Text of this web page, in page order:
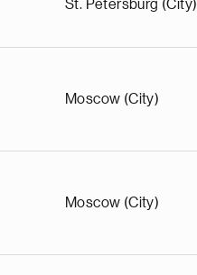
St. Petersburg (City)
Moscow (City)
Moscow (City)